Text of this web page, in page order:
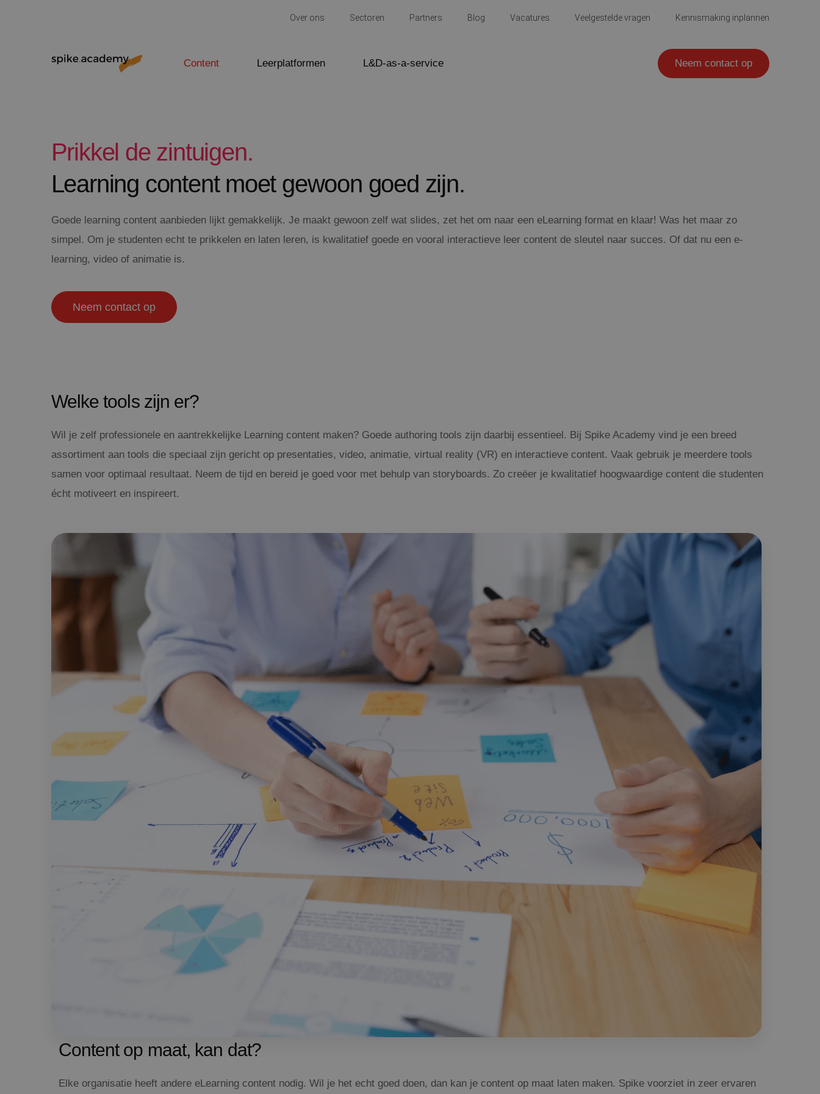
Over ons Sectoren Partners Blog Vacatures Veelgestelde vragen Kennismaking inplannen
Content Leerplatformen L&D-as-a-service Neem contact op
Prikkel de zintuigen.
Learning content moet gewoon goed zijn.
Goede learning content aanbieden lijkt gemakkelijk. Je maakt gewoon zelf wat slides, zet het om naar een eLearning format en klaar! Was het maar zo
simpel. Om je studenten echt te prikkelen en laten leren, is kwalitatief goede en vooral interactieve leer content de sleutel naar succes. Of dat nu een e-
learning, video of animatie is.
Neem contact op
Welke tools zijn er?
Wil je zelf professionele en aantrekkelijke Learning content maken? Goede authoring tools zijn daarbij essentieel. Bij Spike Academy vind je een breed
assortiment aan tools die speciaal zijn gericht op presentaties, video, animatie, virtual reality (VR) en interactieve content. Vaak gebruik je meerdere tools
samen voor optimaal resultaat. Neem de tijd en bereid je goed voor met behulp van storyboards. Zo creëer je kwalitatief hoogwaardige content die studenten
écht motiveert en inspireert.
Content op maat, kan dat?
Elke organisatie heeft andere eLearning content nodig. Wil je het echt goed doen, dan kan je content op maat laten maken. Spike voorziet in zeer ervaren